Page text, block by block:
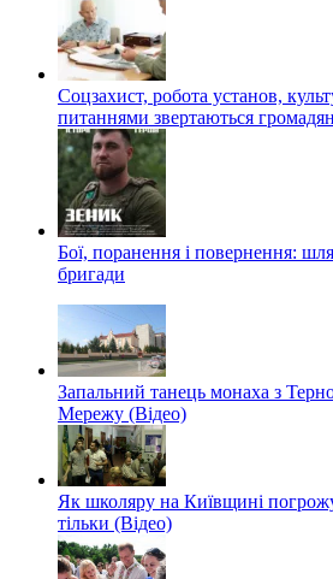
Соцзахист, робота установ,
питаннями звертаються
Бої, поранення і повернення:
бригади
Запальний танець монаха з
Мережу (Відео)
Як школяру на Київщині
тільки (Відео)